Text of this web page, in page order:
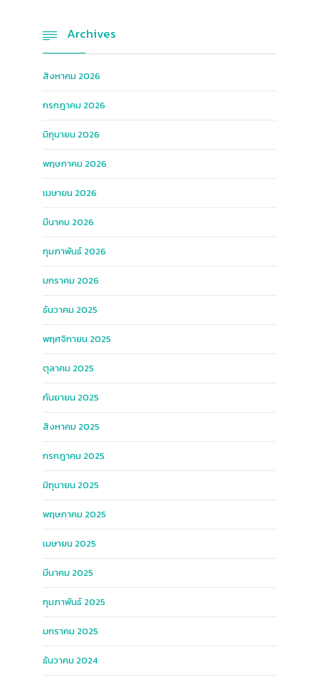
 Archives
สิงหาคม 2026
กรกฎาคม 2026
มิถุนายน 2026
พฤษภาคม 2026
เมษายน 2026
มีนาคม 2026
กุมภาพันธ์ 2026
มกราคม 2026
ธันวาคม 2025
พฤศจิกายน 2025
ตุลาคม 2025
กันยายน 2025
สิงหาคม 2025
กรกฎาคม 2025
มิถุนายน 2025
พฤษภาคม 2025
เมษายน 2025
มีนาคม 2025
กุมภาพันธ์ 2025
มกราคม 2025
ธันวาคม 2024